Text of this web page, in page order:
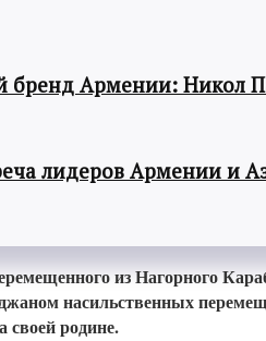
бренд Армении: Никол
лидеров Армении и
из Нагорного
насильственных
родине.